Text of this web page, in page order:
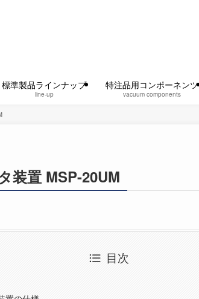
標準製品ラインナップ
line-up
特注品用コンポーネンツ
vacuum components
装置 MSP-20UM
目次